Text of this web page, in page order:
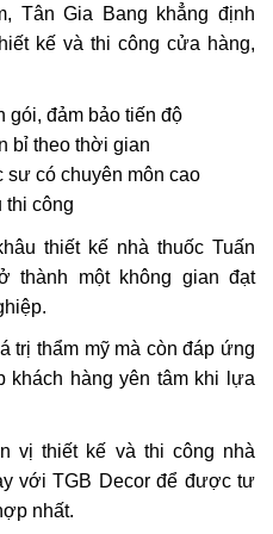
Tân Gia Bang khẳng định
kế và thi công cửa hàng,
gói, đảm bảo tiến độ
bỉ theo thời gian
có chuyên môn cao
thi công
thiết kế nhà thuốc Tuấn
thành một không gian đạt
trị thẩm mỹ mà còn đáp ứng
khách hàng yên tâm khi lựa
vị thiết kế và thi công nhà
với TGB Decor để được tư
nhất.